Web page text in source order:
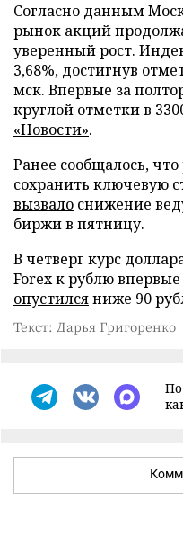
Согласно данным
рынок акций
уверенный рост.
3,68%, достигнув
мск. Впервые за
круглой отметки в
«Новости».
Ранее сообщалось,
сохранить ключевую
вызвало снижение
биржи в пятницу.
В четверг курс
Forex к рублю впервые
опустилсяниже 90
Текст: Дарья Григоренко